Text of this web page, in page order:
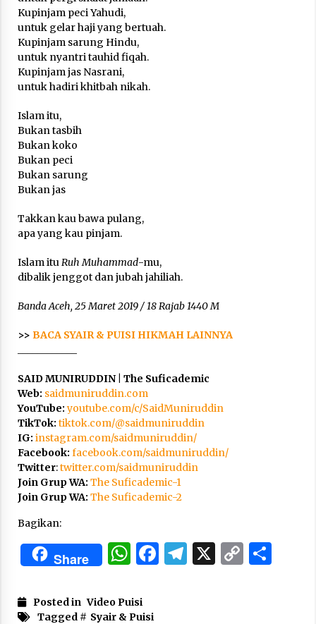
3 months ago
Takut Mati
3 months ago
SELVi: Sebuah Model Motivasi dalam
4 months ago
Eksistensi Iran dalam Tiga Ayat: Memahami
Aliansi Yahudi dan Kristen dalam Dinamika
4 months ago
Kupinjam peci Yahudi,
untuk gelar haji yang bertuah.
Kupinjam sarung Hindu,
untuk nyantri tauhid fiqah.
Kupinjam jas Nasrani,
untuk hadiri khitbah nikah.
Islam itu,
Bukan tasbih
Bukan koko
Bukan peci
Bukan sarung
Bukan jas
Takkan kau bawa pulang,
apa yang kau pinjam.
Islam itu Ruh Muhammad-mu,
dibalik jenggot dan jubah jahiliah.
Banda Aceh, 25 Maret 2019 / 18 Rajab 1440 M
>> BACA SYAIR & PUISI HIKMAH LAINNYA
SAID MUNIRUDDIN | The Suficademic
Web: saidmuniruddin.com
YouTube:youtube.com/c/SaidMuniruddin
TikTok: tiktok.com/@saidmuniruddin
IG: instagram.com/saidmuniruddin/
Facebook: facebook.com/saidmuniruddin/
Twitter:twitter.com/saidmuniruddin
Join Grup WA: The Suficademic-1
Join Grup WA: The Suficademic-2
Bagikan:
Share WhatsApp
Facebook
Telegram
X Copy
Posted in Video Puisi
Tagged # Syair & Puisi